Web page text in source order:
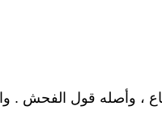
، وأصله قول الفحش